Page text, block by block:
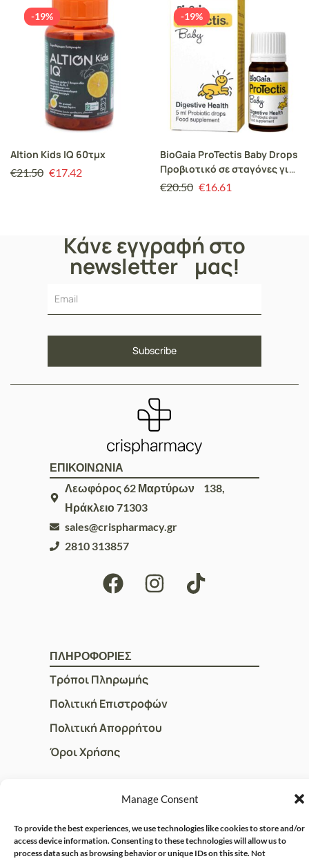
Manage Consent
To provide the best experiences, we use technologies like cookies to store and/or
access device information. Consenting to these technologies will allow us to
process data such as browsing behavior or unique IDs on this site. Not
-19%
Altion Kids IQ 60τμχ
€21.50 €17.42
-19%
BioGaia ProTectis Baby Drops
Προβιοτικό σε σταγόνες για
την Αντιμετώπιση των
€20.50 €16.61
Κάνε εγγραφή στο
newsletter μας!
ΕΠΙΚΟΙΝΩΝΙΑ
Λεωφόρος 62 Μαρτύρων 138,
Ηράκλειο 71303
sales@crispharmacy.gr
2810 313857
ΠΛΗΡΟΦΟΡΙΕΣ
Τρόποι Πληρωμής
Πολιτική Επιστροφών
Πολιτική Απορρήτου
Όροι Χρήσης
ΓΡΗΓΟΡOI ΣΥΝΔΕΣΜΟΙ
Ο Λογαριασμός μου
Η Ομάδα μας